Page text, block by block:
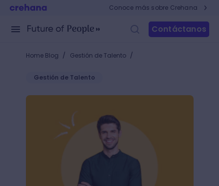
Conoce más sobre Crehana
Contáctanos
Home Blog / Gestión de Talento /
Gestión de Talento
Todo lo que debes saber sobre la licencia de